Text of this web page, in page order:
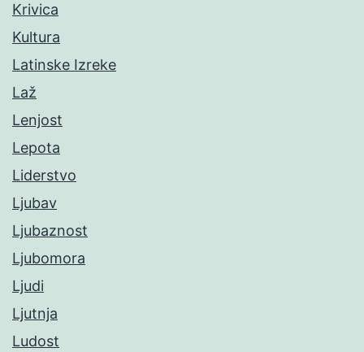
Krivica
Kultura
Latinske Izreke
Laž
Lenjost
Lepota
Liderstvo
Ljubav
Ljubaznost
Ljubomora
Ljudi
Ljutnja
Ludost